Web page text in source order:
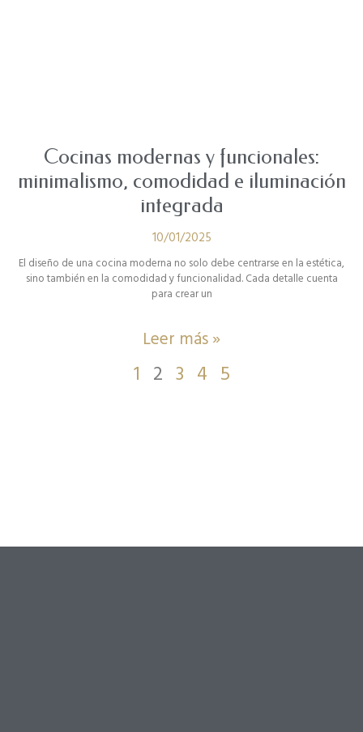
Cocinas modernas y funcionales:
minimalismo, comodidad e iluminación
integrada
10/01/2025
El diseño de una cocina moderna no solo debe centrarse en la estética,
sino también en la comodidad y funcionalidad. Cada detalle cuenta
para crear un
Leer más »
1 2 3 4 5